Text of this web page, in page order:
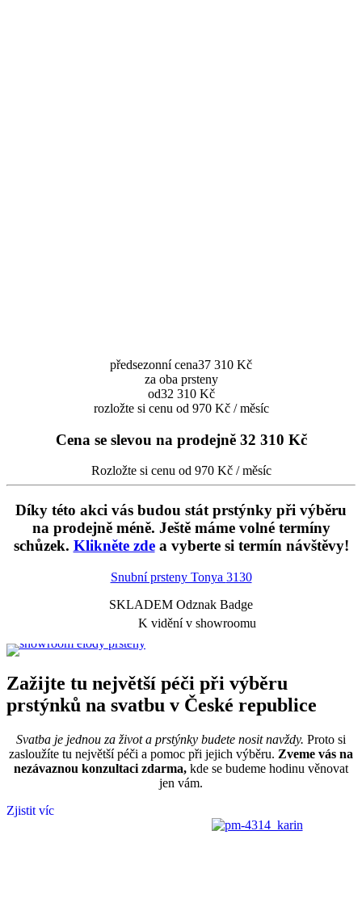
předsezonní cena37 310 Kč
za oba prsteny
od32 310 Kč
rozložte si cenu od 970 Kč / měsíc
Cena se slevou na prodejně 32 310 Kč
Rozložte si cenu od 970 Kč / měsíc
Díky této akci vás budou stát prstýnky při výběru
na prodejně méně. Ještě máme volné termíny
schůzek. Klikněte zdea vyberte si termín návštěvy!
Snubní prsteny Tonya 3130
SKLADEM Odznak Badge
K vidění v showroomu
Zažijte tu největší péči při výběru
prstýnků na svatbu v České republice
Svatba je jednou za život a prstýnky budete nosit navždy. Proto si
zasloužíte tu největší péči a pomoc při jejich výběru. Zveme vás na
nezávaznou konzultaci zdarma, kde se budeme hodinu věnovat
jen vám.
Zjistit víc